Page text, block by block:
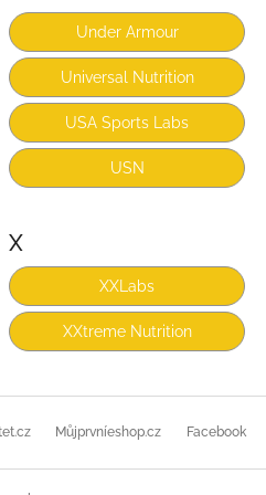
Under Armour
Universal Nutrition
USA Sports Labs
USN
X
XXLabs
XXtreme Nutrition
Můjprvníeshop.cz Facebook